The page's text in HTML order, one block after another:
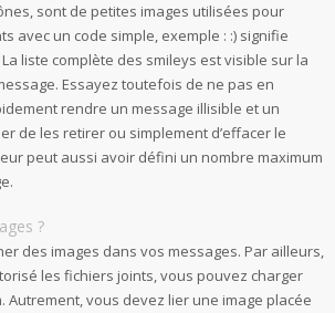
sont de petites images utilisées pour
avec un code simple, exemple : :) signifie
liste complète des smileys est visible sur la
Essayez toutefois de ne pas en
rendre un message illisible et un
de les retirer ou simplement d’effacer le
peut aussi avoir défini un nombre maximum
?
des images dans vos messages. Par ailleurs,
les fichiers joints, vous pouvez charger
Autrement, vous devez lier une image placée